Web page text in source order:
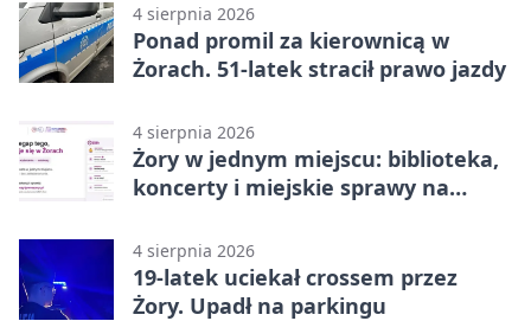
4 sierpnia 2026
Ponad promil za kierownicą w
Żorach. 51-latek stracił prawo jazdy
4 sierpnia 2026
Żory w jednym miejscu: biblioteka,
koncerty i miejskie sprawy na
4 sierpnia 2026
19-latek uciekał crossem przez
Żory. Upadł na parkingu